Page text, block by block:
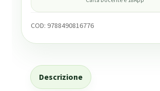
COD: 9788490816776
Descrizione